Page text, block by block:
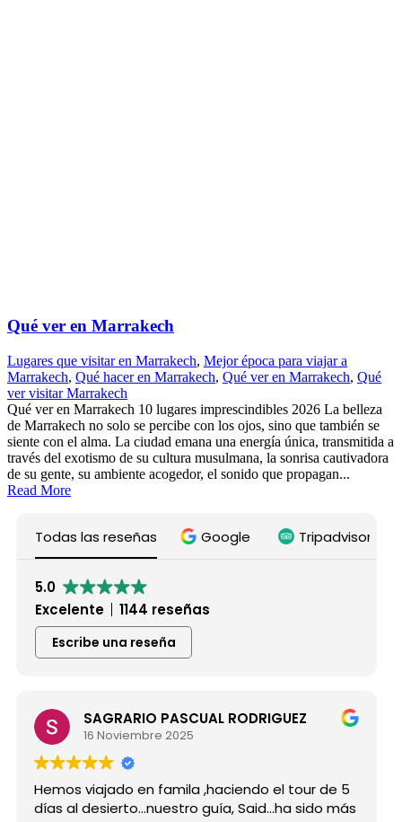
Qué ver en Marrakech
Lugares que visitar en Marrakech, Mejor época para viajar a
Marrakech, Qué hacer en Marrakech, Qué ver en Marrakech, Qué
ver visitar Marrakech
Qué ver en Marrakech 10 lugares imprescindibles 2026 La belleza
de Marrakech no solo se percibe con los ojos, sino que también se
siente con el alma. La ciudad emana una energía única, transmitida a
través del exotismo de su cultura musulmana, la sonrisa cautivadora
de su gente, su ambiente acogedor, el sonido que propagan...
Read More
Todas las reseñas Google Tripadvisor
5.0
Excelente
1144 reseñas
Escribe una reseña
SAGRARIO PASCUAL RODRIGUEZ
16 Noviembre 2025
viajado en famila ,haciendo el tour de 5
guía, Said...ha sido más
Hicimos
grupo de